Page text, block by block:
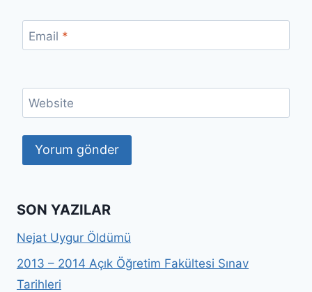
Email *
Website
SON YAZILAR
Nejat Uygur Öldümü
2013 – 2014 Açık Öğretim Fakültesi Sınav
Tarihleri